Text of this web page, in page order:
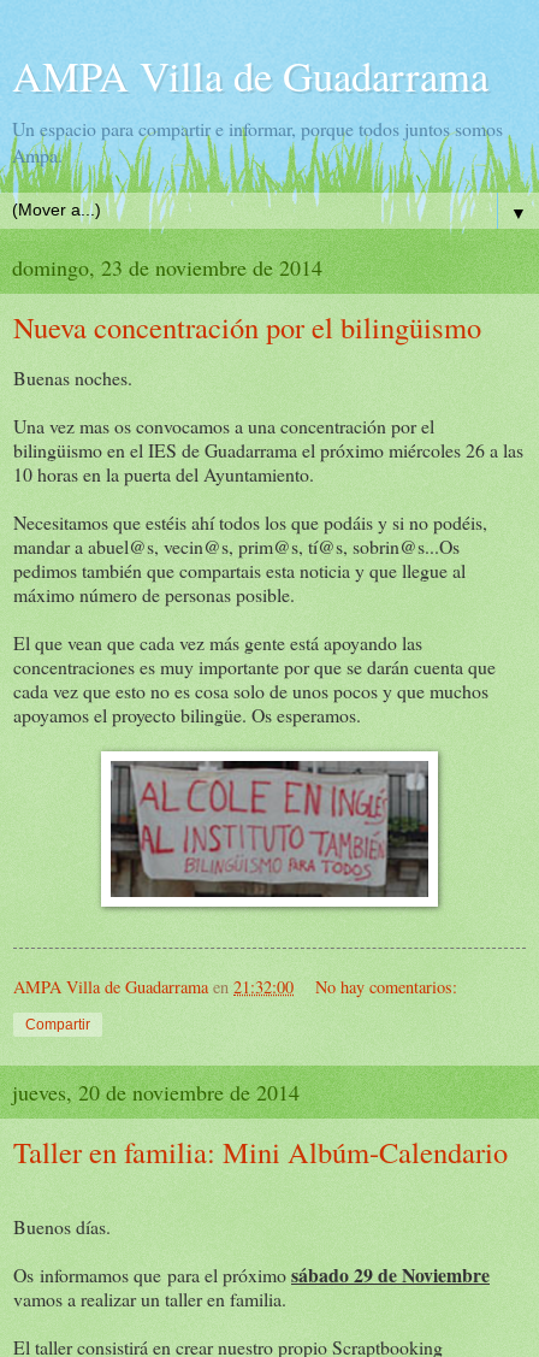
AMPA Villa de Guadarrama
Un espacio para compartir e informar, porque todos juntos somos
Ampa.
▼
domingo, 23 de noviembre de 2014
Nueva concentración por el bilingüismo
Buenas noches.
Una vez mas os convocamos a una concentración por el
bilingüismo en el IES de Guadarrama el próximo miércoles 26 a las
10 horas en la puerta del Ayuntamiento.
Necesitamos que estéis ahí todos los que podáis y si no podéis,
mandar a abuel@s, vecin@s, prim@s, tí@s, sobrin@s...Os
pedimos también que compartais esta noticia y que llegue al
máximo número de personas posible.
El que vean que cada vez más gente está apoyando las
concentraciones es muy importante por que se darán cuenta que
cada vez que esto no es cosa solo de unos pocos y que muchos
apoyamos el proyecto bilingüe. Os esperamos.
AMPA Villa de Guadarrama en 21:32:00 No hay comentarios:
Compartir
jueves, 20 de noviembre de 2014
Taller en familia: Mini Albúm-Calendario
Buenos días.
Os informamos que para el próximosábado 29 de Noviembre
vamos a realizar un taller en familia.
El taller consistirá en crear nuestro propio Scraptbooking